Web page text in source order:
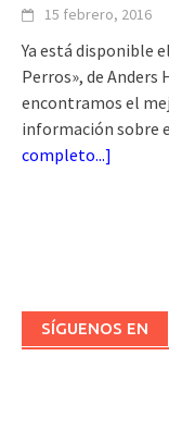
15 febrero, 2016
Ya está disponible
Perros», de Anders
encontramos el
información sobre
completo...]
SÍGUENOS EN